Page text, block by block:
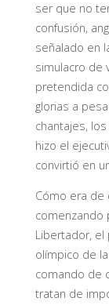
ser que no
confusión,
señalado en
simulacro de
pretendida
glorias a
chantajes,
hizo el
convirtió en
Cómo era de
comenzando
Libertador, el
olímpico de
comando de
tratan de